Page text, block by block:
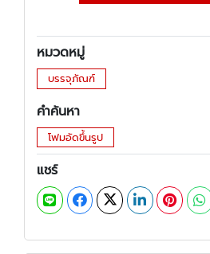
หมวดหมู่
บรรจุภัณฑ์
คำค้นหา
โฟมอัดขึ้นรูป
แชร์